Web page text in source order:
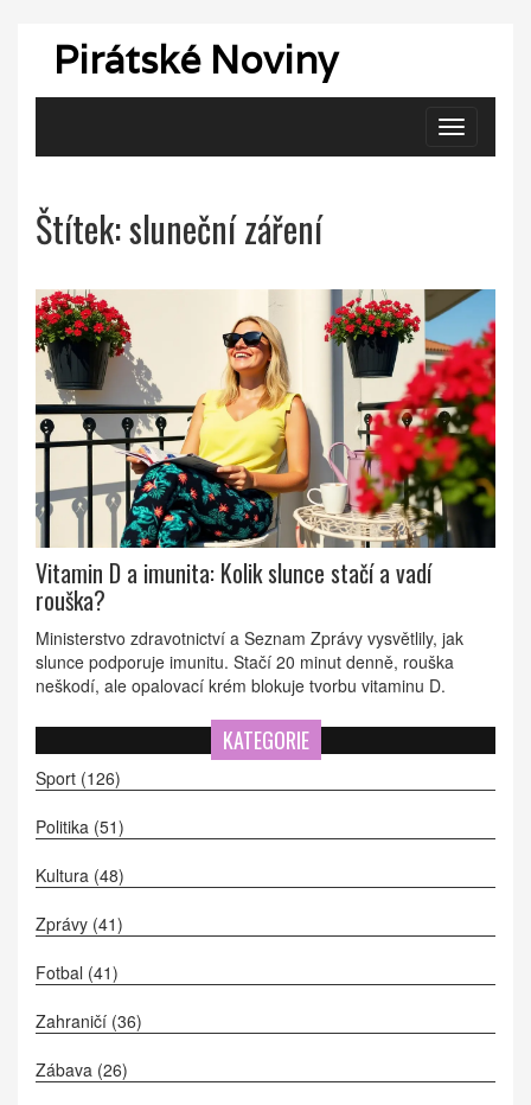
Pirátské Noviny
Zobrazit
navigaci
Štítek: sluneční záření
Vitamin D a imunita: Kolik slunce stačí a vadí
rouška?
Ministerstvo zdravotnictví a Seznam Zprávy vysvětlily, jak
slunce podporuje imunitu. Stačí 20 minut denně, rouška
neškodí, ale opalovací krém blokuje tvorbu vitaminu D.
KATEGORIE
Sport (126)
Politika (51)
Kultura (48)
Zprávy (41)
Fotbal (41)
Zahraničí (36)
Zábava (26)